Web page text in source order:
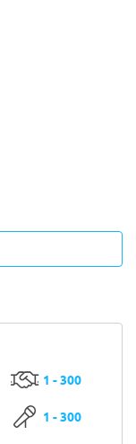
1 - 300
1 - 300